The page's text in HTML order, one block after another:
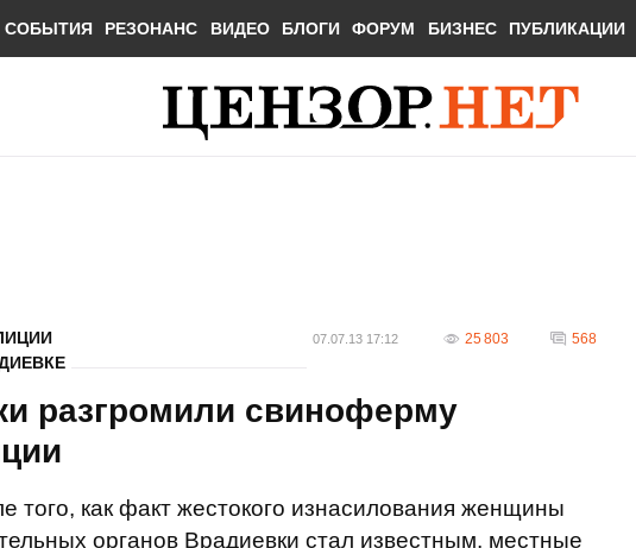
СОБЫТИЯ РЕЗОНАНС ВИДЕО БЛОГИ ФОРУМ БИЗНЕС ПУБЛИКАЦИИ
07.07.13 17:12 25 803 568
разгромили свиноферму
того, как факт жестокого изнасилования женщины
органов Врадиевки стал известным, местные